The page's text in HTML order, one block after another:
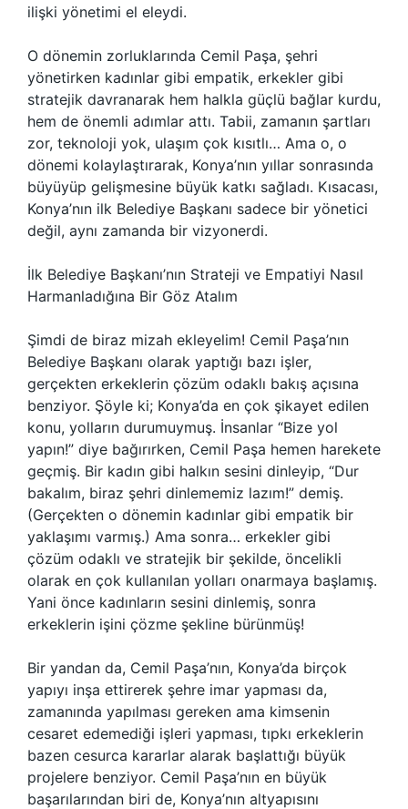
ilişki yönetimi el eleydi.
O dönemin zorluklarında Cemil Paşa, şehri
yönetirken kadınlar gibi empatik, erkekler gibi
stratejik davranarak hem halkla güçlü bağlar kurdu,
hem de önemli adımlar attı. Tabii, zamanın şartları
zor, teknoloji yok, ulaşım çok kısıtlı… Ama o, o
dönemi kolaylaştırarak, Konya’nın yıllar sonrasında
büyüyüp gelişmesine büyük katkı sağladı. Kısacası,
Konya’nın ilk Belediye Başkanı sadece bir yönetici
değil, aynı zamanda bir vizyonerdi.
İlk Belediye Başkanı’nın Strateji ve Empatiyi Nasıl
Harmanladığına Bir Göz Atalım
Şimdi de biraz mizah ekleyelim! Cemil Paşa’nın
Belediye Başkanı olarak yaptığı bazı işler,
gerçekten erkeklerin çözüm odaklı bakış açısına
benziyor. Şöyle ki; Konya’da en çok şikayet edilen
konu, yolların durumuymuş. İnsanlar “Bize yol
yapın!” diye bağırırken, Cemil Paşa hemen harekete
geçmiş. Bir kadın gibi halkın sesini dinleyip, “Dur
bakalım, biraz şehri dinlememiz lazım!” demiş.
(Gerçekten o dönemin kadınlar gibi empatik bir
yaklaşımı varmış.) Ama sonra… erkekler gibi
çözüm odaklı ve stratejik bir şekilde, öncelikli
olarak en çok kullanılan yolları onarmaya başlamış.
Yani önce kadınların sesini dinlemiş, sonra
erkeklerin işini çözme şekline bürünmüş!
Bir yandan da, Cemil Paşa’nın, Konya’da birçok
yapıyı inşa ettirerek şehre imar yapması da,
zamanında yapılması gereken ama kimsenin
cesaret edemediği işleri yapması, tıpkı erkeklerin
bazen cesurca kararlar alarak başlattığı büyük
projelere benziyor. Cemil Paşa’nın en büyük
başarılarından biri de, Konya’nın altyapısını